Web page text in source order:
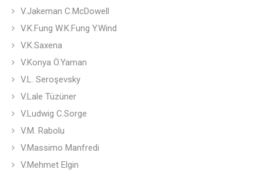
V.Jakeman C.McDowell
V.K.Fung W.K.Fung Y.Wind
V.K.Saxena
V.Konya Ö.Yaman
V.L. Seroşevsky
V.Lale Tüzüner
V.Ludwig C.Sorge
V.M. Rabolu
V.Massimo Manfredi
V.Mehmet Elgin